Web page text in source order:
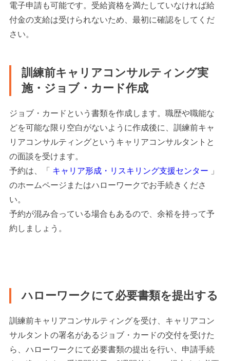
電子申請も可能です。受給資格を満たしていなければ給
付金の支給は受けられないため、最初に確認をしてくだ
さい。
訓練前キャリアコンサルティング実
施・ジョブ・カード作成
ジョブ・カードという書類を作成します。職歴や職能な
どを可能な限り空白がないように作成後に、訓練前キャ
リアコンサルティングというキャリアコンサルタントと
の面談を受けます。
予約は、「 キャリア形成・リスキリング支援センター 」
のホームページまたはハローワークでお手続きくださ
い。
予約が混み合っている場合もあるので、余裕を持って予
約しましょう。
ハローワークにて必要書類を提出する
訓練前キャリアコンサルティングを受け、キャリアコン
サルタントの署名があるジョブ・カードの交付を受けた
ら、ハローワークにて必要書類の提出を行い、申請手続